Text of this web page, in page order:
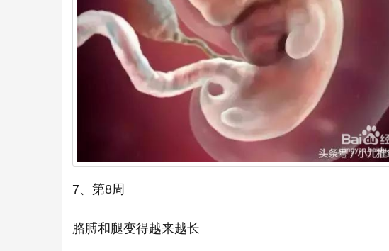
7、第8周
胳膊和腿变得越来越长